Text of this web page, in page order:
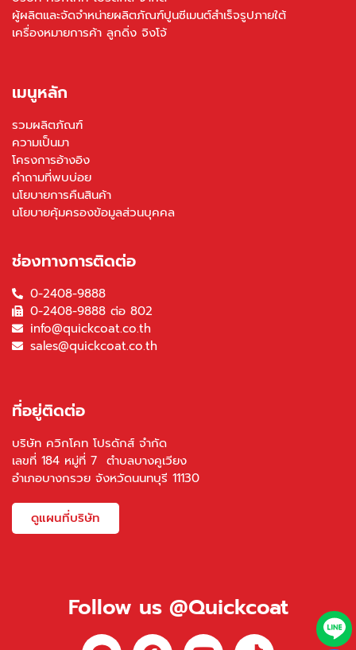
ผู้ผลิตและจัดจำหน่ายผลิตภัณฑ์ปูนซีเมนต์สำเร็จรูปภายใต้
เครื่องหมายการค้า ลูกดิ่ง จิงโจ้
เมนูหลัก
รวมผลิตภัณฑ์
ความเป็นมา
โครงการอ้างอิง
คำถามที่พบบ่อย
นโยบายการคืนสินค้า
นโยบายคุ้มครองข้อมูลส่วนบุคคล
ช่องทางการติดต่อ
0-2408-9888
0-2408-9888 ต่อ 802
info@quickcoat.co.th
sales@quickcoat.co.th
ที่อยู่ติดต่อ
บริษัท ควิกโคท โปรดักส์ จำกัด
เลขที่ 184 หมู่ที่ 7 ตำบลบางคูเวียง
อำเภอบางกรวย จังหวัดนนทบุรี 11130
ดูแผนที่บริษัท
Follow us @Quickcoat